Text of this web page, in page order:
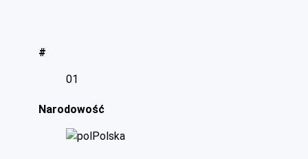
#
01
Narodowość
Polska